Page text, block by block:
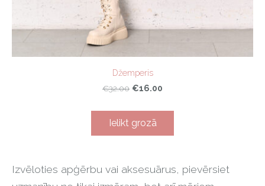
Izvēloties apģērbu vai aksesuārus, pievērsiet
Džemperis
€32.00 €16.00
Ielikt grozā